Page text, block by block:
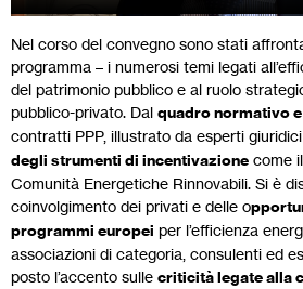
Nel corso del convegno sono stati
programma – i numerosi temi legati
del patrimonio pubblico e al ruolo
pubblico-privato. Dal quadro normativo
contratti PPP, illustrato da esperti giuridici
degli strumenti di incentivazione come
Comunità Energetiche Rinnovabili. Si è
coinvolgimento dei privati e delle o
programmi europei per l’efficienza
associazioni di categoria, consulenti ed
posto l’accento sulle criticità legate alla